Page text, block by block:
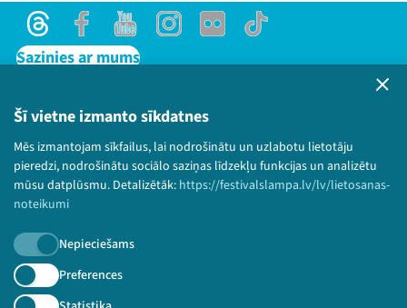
Šī vietne izmanto sīkdatnes
Mēs izmantojam sīkfailus, lai nodrošinātu un uzlabotu lietotāju
pieredzi, nodrošinātu sociālo saziņas līdzekļu funkcijas un analizētu
mūsu datplūsmu. Detalizētāk: https://festivalslampa.lv/lv/lietosanas-
noteikumi
Nepieciešams
Preferences
ThreadsFacebookYoutubeInstagram
Flick TikTok
Sazinies ar mums
Lietošanas noteikumi un sīkdatņu politika
Bērnu aizsardzības politika
© 2026 Sarunu festivāls LAMPA Visas tiesības
paturētas.
Piesakies jaunumiem!